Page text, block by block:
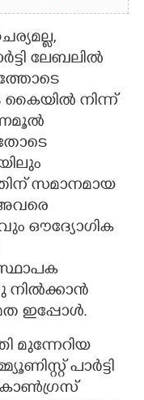
ലേബലിൽ
കൈയിൽ നിന്ന്
സമാനമായ
അവരെ
ഔദ്യോഗിക
നിൽക്കാൻ
ഇപ്പോൾ.
മുന്നേറിയ
പാർട്ടി